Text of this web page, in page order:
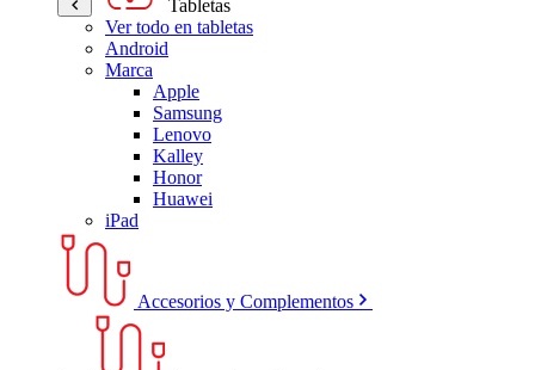
Tabletas
Ver todo en tabletas
Android
Marca
Apple
Samsung
Lenovo
Kalley
Honor
Huawei
iPad
Accesorios y Complementos